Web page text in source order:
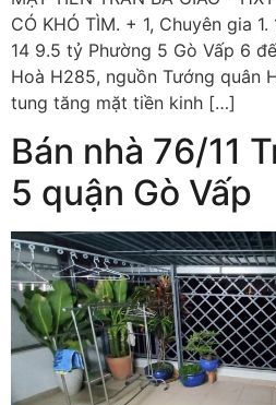
CÓ KHÓ TÌM. + 1, Chuyên gia
14 9.5 tỷ Phường 5 Gò Vấp 6
Hoà H285, nguồn Tướng quân
tung tăng mặt tiền kinh […]
Bán nhà 76/11
5 quận Gò Vấp